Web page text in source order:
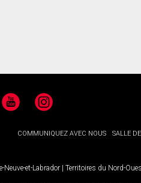
YouTubeInstagram
COMMUNIQUEZ AVEC NOUS SALLE
Neuve-et-Labrador | Territoires du Nord-